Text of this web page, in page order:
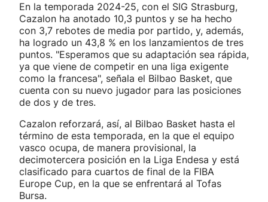
En la temporada 2024-25, con el SIG Strasburg,
Cazalon ha anotado 10,3 puntos y se ha hecho
con 3,7 rebotes de media por partido, y, además,
ha logrado un 43,8 % en los lanzamientos de tres
puntos. "Esperamos que su adaptación sea rápida,
ya que viene de competir en una liga exigente
como la francesa", señala el Bilbao Basket, que
cuenta con su nuevo jugador para las posiciones
de dos y de tres.
Cazalon reforzará, así, al Bilbao Basket hasta el
término de esta temporada, en la que el equipo
vasco ocupa, de manera provisional, la
decimotercera posición en la Liga Endesa y está
clasificado para cuartos de final de la FIBA
Europe Cup, en la que se enfrentará al Tofas
Bursa.